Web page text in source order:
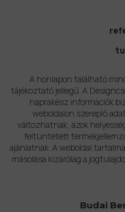
A honlapon található
tájékoztató jellegű. A
naprakész információk
weboldalon szereplő
változhatnak, azok
feltüntetett
ajánlatnak. A weboldal
másolása kizárólag a
Budai